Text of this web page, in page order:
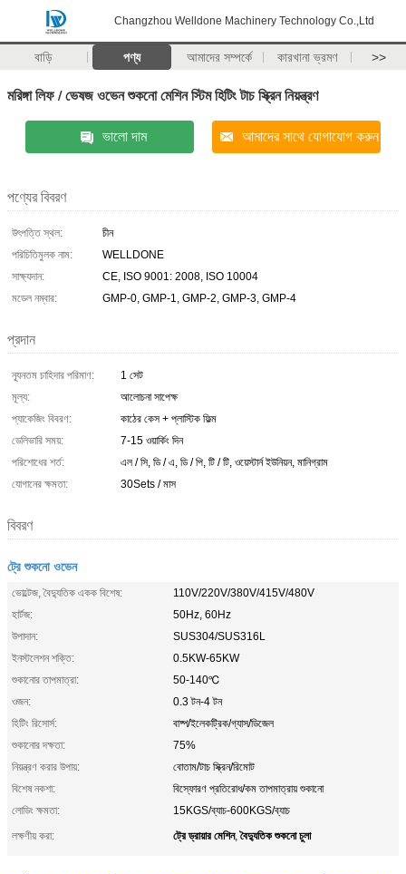
Changzhou Welldone Machinery Technology Co.,Ltd
বাড়ি পণ্য আমাদের সম্পর্কে কারখানা ভ্রমণ >>
মরিঙ্গা লিফ / ভেষজ ওভেন শুকনো মেশিন স্টিম হিটিং টাচ স্ক্রিন নিয়ন্ত্রণ
ভালো দাম আমাদের সাথে যোগাযোগ করুন
পণ্যের বিবরণ
উৎপত্তি স্থল:
চীন
পরিচিতিমুলক নাম:
WELLDONE
সাক্ষ্যদান:
CE, ISO 9001: 2008, ISO 10004
মডেল নম্বার:
GMP-0, GMP-1, GMP-2, GMP-3, GMP-4
প্রদান
ন্যূনতম চাহিদার পরিমাণ:
1 সেট
মূল্য:
আলোচনা সাপেক্ষ
প্যাকেজিং বিবরণ:
কাঠের কেস + প্লাস্টিক ফিল্ম
ডেলিভারি সময়:
7-15 ওয়ার্কিং দিন
পরিশোধের শর্ত:
এল / সি, ডি / এ, ডি / পি, টি / টি, ওয়েস্টার্ন ইউনিয়ন, মানিগ্রাম
যোগানের ক্ষমতা:
30Sets / মাস
বিবরণ
ট্রে শুকনো ওভেন
ভোল্টেজ, বৈদ্যুতিক একক বিশেষ:
110V/220V/380V/415V/480V
হার্টজ:
50Hz, 60Hz
উপাদান:
SUS304/SUS316L
ইনস্টলেশন শক্তি:
0.5KW-65KW
শুকানোর তাপমাত্রা:
50-140℃
ওজন:
0.3 টন-4 টন
হিটিং রিসোর্স:
বাষ্প/ইলেকট্রিক/গ্যাস/ডিজেল
শুকানোর দক্ষতা:
75%
নিয়ন্ত্রণ করার উপায়:
বোতাম/টাচ স্ক্রিন/রিমোট
বিশেষ নকশা:
বিস্ফোরণ প্রতিরোধ/কম তাপমাত্রায় শুকানো
লোডিং ক্ষমতা:
15KGS/ব্যাচ-600KGS/ব্যাচ
লক্ষণীয় করা:
ট্রে ড্রায়ার মেশিন,বৈদ্যুতিক শুকনো চুলা